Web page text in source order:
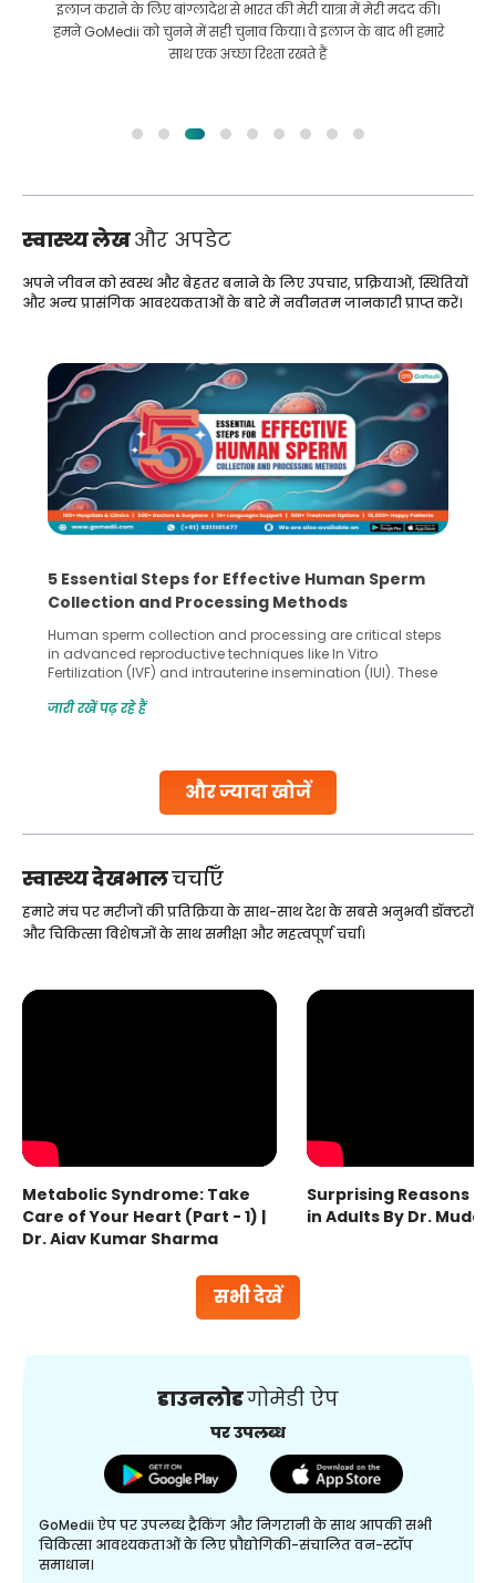
इलाज कराने के लिए बांग्लादेश से भारत की मेरी यात्रा में मेरी मदद की।
हमने GoMedii को चुनने में सही चुनाव किया। वे इलाज के बाद भी हमारे
साथ एक अच्छा रिश्ता रखते हैं
स्वास्थ्य लेखऔर अपडेट
और ज्यादा खोजें
अपने जीवन को स्वस्थ और बेहतर बनाने के लिए उपचार, प्रक्रियाओं, स्थितियों
और अन्य प्रासंगिक आवश्यकताओं के बारे में नवीनतम जानकारी प्राप्त करें।
5 Essential Steps for Effective Human Sperm
Collection and Processing Methods
Human sperm collection and processing are critical steps
in advanced reproductive techniques like In Vitro
Fertilization (IVF) and intrauterine insemination (IUI). These
challenges and help couples achieve their dream of
collected, they process the
जारी रखें पढ़ रहे हैं
स्वास्थ्य देखभालचर्चाएँ
सभी देखें
हमारे मंच पर मरीजों की प्रतिक्रिया के साथ-साथ देश के सबसे अनुभवी डॉक्टरों
और चिकित्सा विशेषज्ञों के साथ समीक्षा और महत्वपूर्ण चर्चा।
Metabolic Syndrome: Take
Care of Your Heart (Part - 1) |
Dr. Ajay Kumar Sharma
Surprising Reasons
in Adults By Dr.
डाउनलोडगोमेडी ऐप
पर उपलब्ध
GoMedii ऐप पर उपलब्ध ट्रैकिंग और निगरानी के साथ आपकी सभी
चिकित्सा आवश्यकताओं के लिए प्रौद्योगिकी-संचालित वन-स्टॉप
समाधान।